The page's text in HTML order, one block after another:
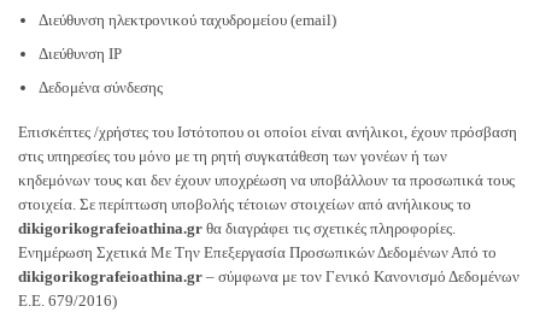
Διεύθυνση ηλεκτρονικού ταχυδρομείου (email)
Διεύθυνση IP
Δεδομένα σύνδεσης
Επισκέπτες /χρήστες του Ιστότοπου οι οποίοι είναι ανήλικοι, έχουν πρόσβαση
στις υπηρεσίες του μόνο με τη ρητή συγκατάθεση των γονέων ή των
κηδεμόνων τους και δεν έχουν υποχρέωση να υποβάλλουν τα προσωπικά τους
στοιχεία. Σε περίπτωση υποβολής τέτοιων στοιχείων από ανήλικους το
dikigorikografeioathina.gr θα διαγράφει τις σχετικές πληροφορίες.
Ενημέρωση Σχετικά Με Την Επεξεργασία Προσωπικών Δεδομένων Από το
dikigorikografeioathina.gr – σύμφωνα με τον Γενικό Κανονισμό Δεδομένων
Ε.Ε. 679/2016)